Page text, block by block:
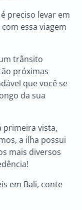
preciso levar em
essa viagem
trânsito
próximas
que você se
da sua
primeira vista,
a ilha possui
mais diversos
em Bali, conte